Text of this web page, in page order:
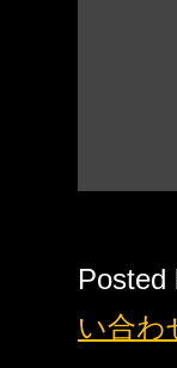
い合わ